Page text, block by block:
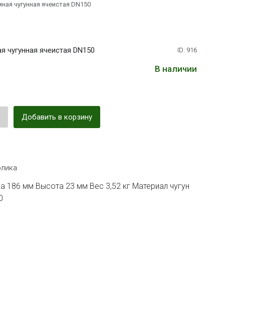
чугунная ячеистая DN150
чугунная ячеистая DN150 ID: 916
В наличии
Добавить в корзину
186 мм Высота 23 мм Вес 3,52 кг Материал чугун